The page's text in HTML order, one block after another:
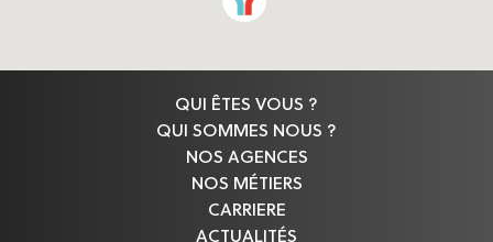
QUI ÊTES VOUS ?
QUI SOMMES NOUS ?
NOS AGENCES
NOS MÉTIERS
CARRIERE
ACTUALITÉS